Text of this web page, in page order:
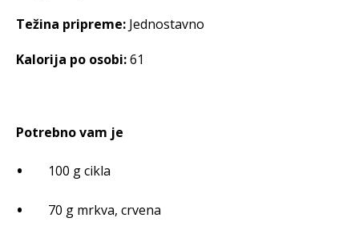
Težina pripreme: Jednostavno
Kalorija po osobi:61
Potrebno vam je
100 g cikla
70 g mrkva, crvena